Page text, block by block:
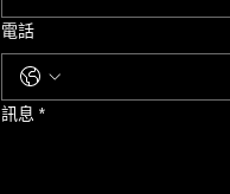
電話
訊息 *